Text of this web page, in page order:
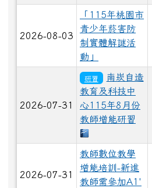
2026-08-03
「115年桃園市
青少年菸害防
制實體解謎活
動」
2026-07-31
研習
南崁自造
教育及科技中
心115年8月份
教師增能研習
2026-07-31
教師數位教學
增能培訓-新進
教師需參加A1'